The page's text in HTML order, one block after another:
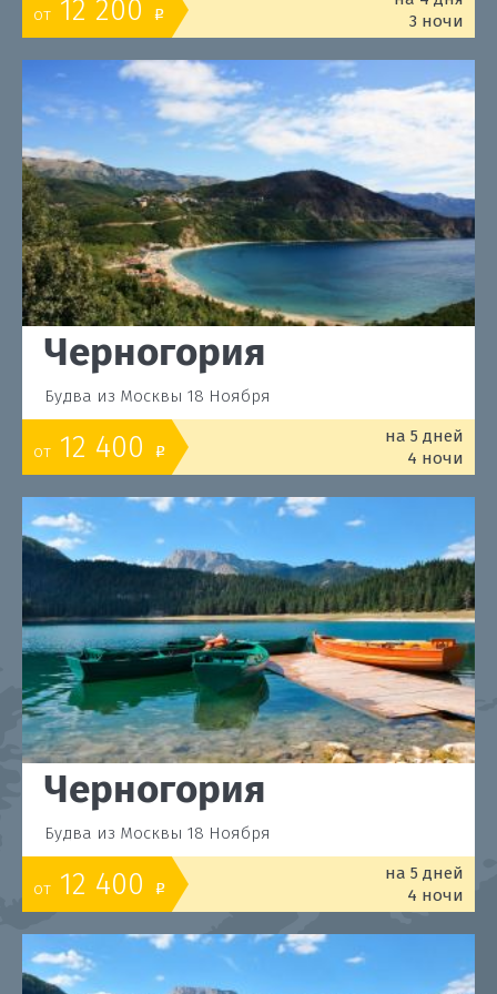
от 12 200 o
3 ночи
Черногория
Будва из Москвы 18 Ноября
от 12 400 o
на 5 дней
4 ночи
Черногория
Будва из Москвы 18 Ноября
от 12 400 o
на 5 дней
4 ночи